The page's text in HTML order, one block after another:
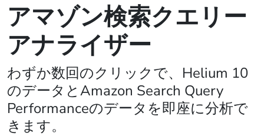
アマゾン検索クエリー
アナライザー
わずか数回のクリックで、Helium 10
のデータとAmazon Search Query
Performanceのデータを即座に分析で
きます。